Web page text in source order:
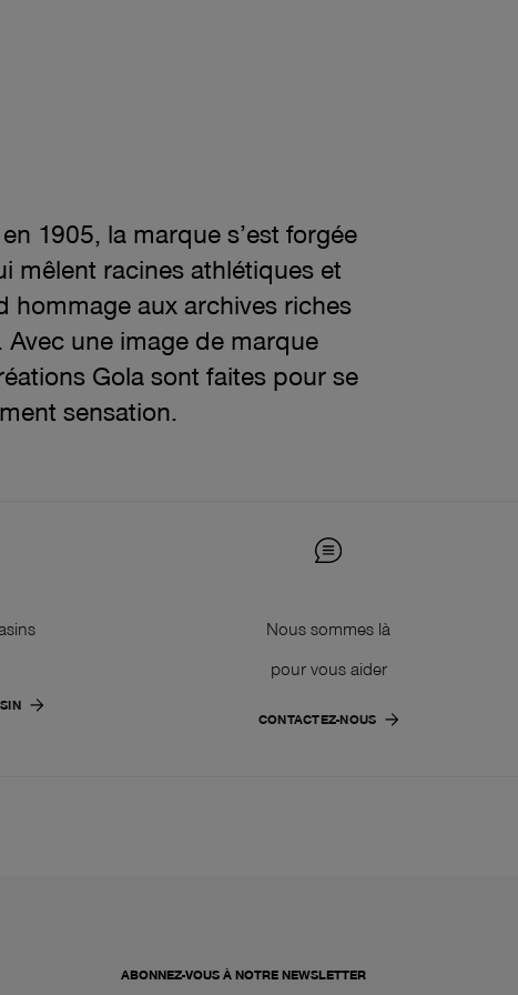
du prix actuel 67.18$
1905, la marque s’est forgée
mêlent racines athlétiques et
hommage aux archives riches
une image de marque
Gola sont faites pour se
sensation.
Nous sommes là
pour vous aider
CONTACTEZ-NOUS
ABONNEZ-VOUS À NOTRE NEWSLETTER